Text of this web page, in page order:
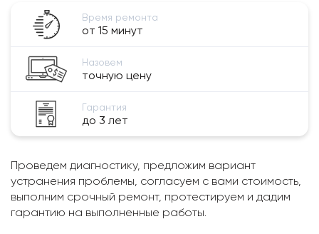
Время ремонта
от 15 минут
Назовем
точную цену
Гарантия
до 3 лет
Проведем диагностику, предложим вариант
устранения проблемы, согласуем с вами стоимость,
выполним срочный ремонт, протестируем и дадим
гарантию на выполненные работы.